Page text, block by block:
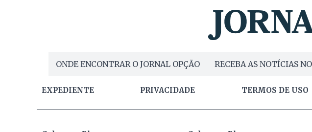
ONDE ENCONTRAR O JORNAL OPÇÃO RECEBA AS NOTÍCIAS
EXPEDIENTE PRIVACIDADE TERMOS DE USO